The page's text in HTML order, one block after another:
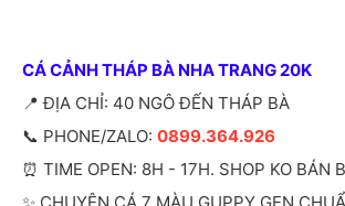
CÁ CẢNH THÁP BÀ NHA TRANG 20K
📍 ĐỊA CHỈ: 40 NGÔ ĐẾN THÁP BÀ
📞 PHONE/ZALO: 0899.364.926
⏰ TIME OPEN: 8H - 17H. SHOP KO BÁN